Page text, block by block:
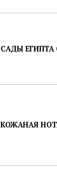
САДЫ ЕГИПТА
КОЖАНАЯ